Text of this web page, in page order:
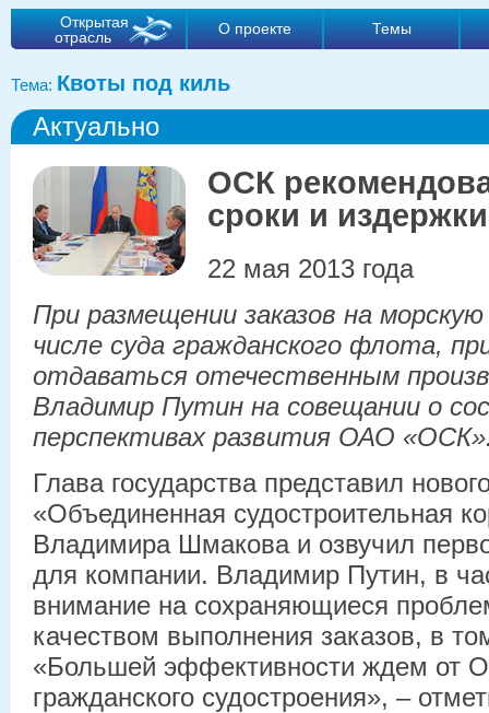
Открытая
отрасль
О проекте Темы
Тема: Квоты под киль
Актуально
ОСК
сроки и издержки
22 мая 2013 года
При размещении заказов на
числе суда гражданского флота,
отдаваться отечественным
Владимир Путин на совещании о
перспективах развития ОАО
Глава государства представил
«Объединенная судостроительная
Владимира Шмакова и озвучил
для компании. Владимир Путин, в
внимание на сохраняющиеся
качеством выполнения заказов, в
«Большей эффективности ждем от
гражданского судостроения», –